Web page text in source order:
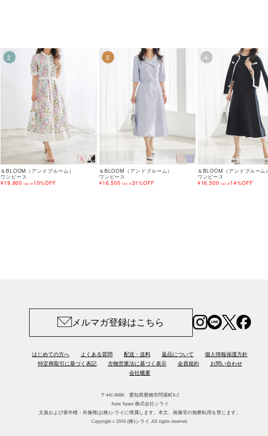
2
＆BLOOM（アンドブルーム）
ワンピース
¥19,800 tax in 10%OFF
3
＆BLOOM（アンドブルーム）
ワンピース
¥16,500 tax in31%OFF
4
＆BLOOM（アンドブルーム）
ワンピース
¥16,500 tax in 14%OFF
メルマガ登録はこちら
はじめての方へ よくある質問 配送・送料 返品について
個人情報保護方針
特定商取引に基づく表記
古物営業法に基づく表示 会員規約
お問い合わせ
会社概要
〒441-8086 愛知県豊橋市問屋町6-2
Joint Space 株式会社シライ
文責および著作権・肖像権は(株)シライに帰属します。 本文、画像等の無断転用を禁じます。
Copyright c 2016 (株)シライ.All rights reserved.